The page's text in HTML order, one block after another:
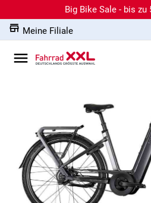
Big Bike Sale - bis zu
Meine Filiale